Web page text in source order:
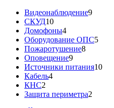
Видеонаблюдение9
СКУД10
Домофоны4
Оборудование ОПС5
Пожаротушение8
Оповещение9
Источники питания10
Кабель4
КНС2
Защита периметра2